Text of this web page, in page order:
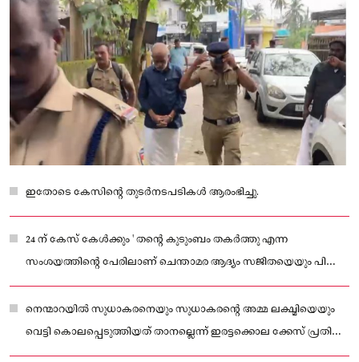
ഇതോടെ കേസിന്റെ തുടർനടപടികൾ ആരംഭിച്ചു.
24 ന് കേസ് കേൾക്കും ' തന്റെ കുടുംബം തകർത്തു എന്ന
സംശയത്തിന്റെ പേരിലാണ് ചെന്താമര ആദ്യം സജിതയെയും പിന്നീട്
സജിതയുടെ ഭർത്താവ് സുധാകരനെയും സുധാകരന്റെ അമ്മ
ലക്ഷ്മിയെയും വെട്ടി കൊലപ്പെടുത്തുന്നത്.
നെന്മാറയിൽ സുധാകരനെയും സുധാകരന്റെ അമ്മ ലക്ഷ്മിയെയും
വെട്ടി കൊലപ്പെടുത്തിയത് താനല്ലെന്ന് ഇരട്ടക്കൊല ക്കേസ് പ്രതി
ചെന്താമര